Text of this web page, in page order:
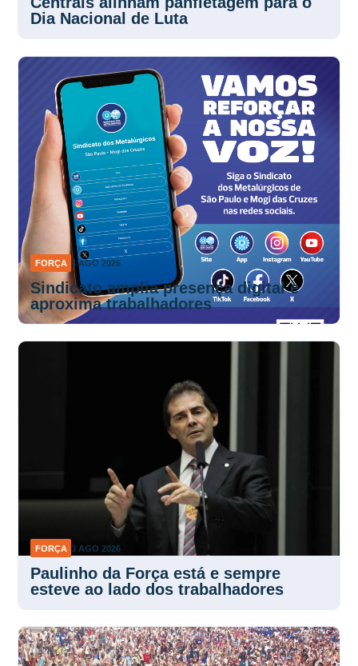
Dia Nacional de Luta
FORÇA 4 AGO 2026
Sindicato amplia presença digital e
aproxima trabalhadores
FORÇA 3 AGO 2026
Paulinho da Força está e sempre
esteve ao lado dos trabalhadores